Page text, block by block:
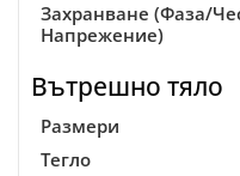
Захранване (Фаза/
Напрежение)
Вътрешно тяло
Размери
Тегло